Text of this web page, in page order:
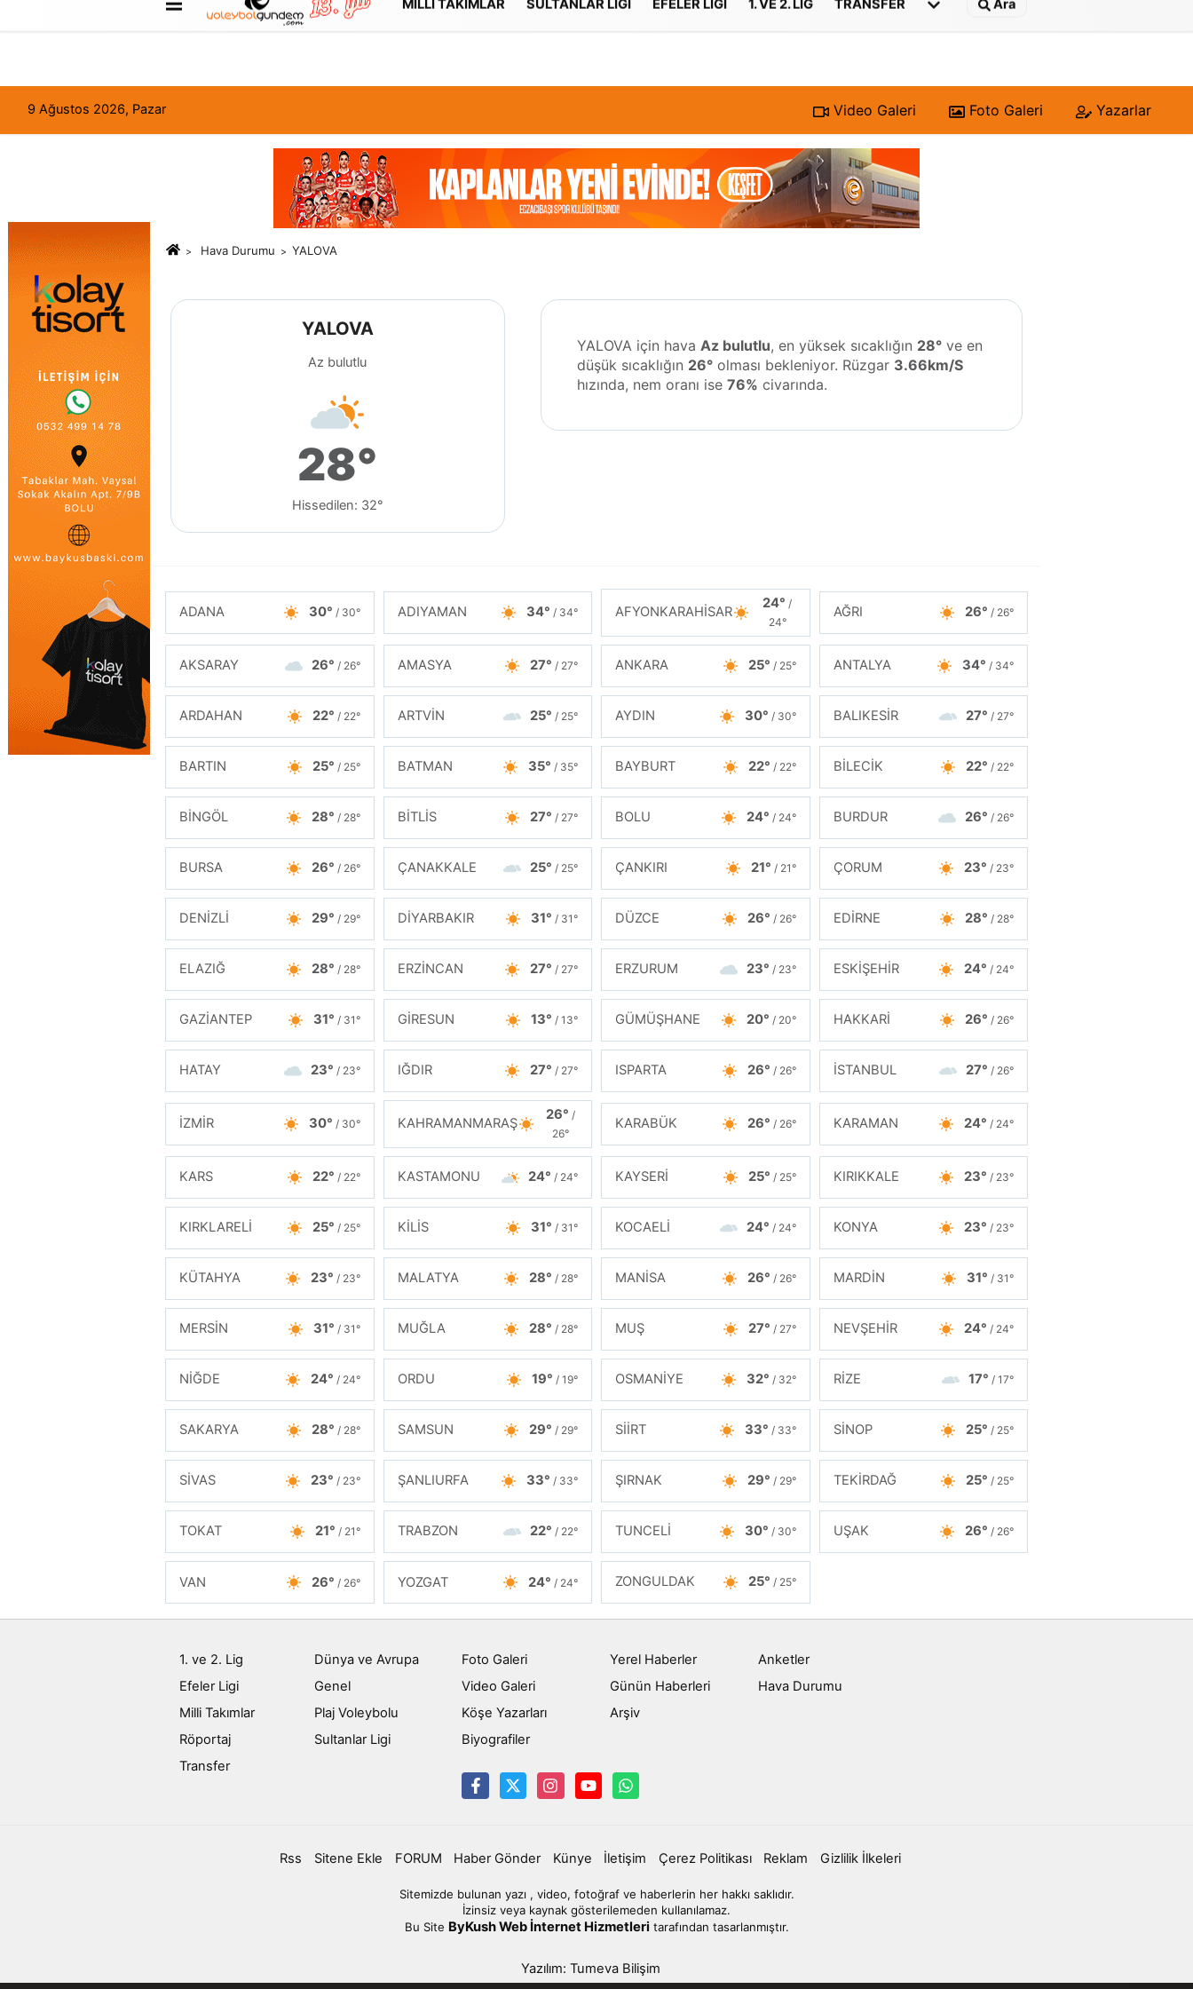
FORUM Haber Gönder Künye
MILLI TAKIMLAR SULTANLAR LIGI EFELER LIGI 1. VE 2. LIG TRANSFER Ara
9 Ağustos 2026, Pazar Video Galeri Foto Galeri Yazarlar
Hava Durumu YALOVA
YALOVA
Az bulutlu
28°
Hissedilen: 32°
YALOVA için hava Az bulutlu, en yüksek sıcaklığın 28°ve en
düşük sıcaklığın 26°olması bekleniyor. Rüzgar 3.66km/S
hızında, nem oranı ise 76% civarında.
ADANA 30° / 30° ADIYAMAN 34° / 34° AFYONKARAHİSAR
24°/
24°
AĞRI 26° / 26°
AKSARAY 26° / 26° AMASYA 27° / 27° ANKARA 25° / 25° ANTALYA 34° / 34°
ARDAHAN 22° / 22° ARTVİN 25° / 25° AYDIN 30° / 30° BALIKESİR 27° / 27°
BARTIN 25° / 25° BATMAN 35° / 35° BAYBURT 22° / 22° BİLECİK 22° / 22°
BİNGÖL 28° / 28° BİTLİS 27° / 27° BOLU 24° / 24° BURDUR 26° / 26°
BURSA 26° / 26° ÇANAKKALE 25° / 25° ÇANKIRI 21° / 21° ÇORUM 23° / 23°
DENİZLİ 29° / 29° DİYARBAKIR 31° / 31° DÜZCE 26° / 26° EDİRNE 28° / 28°
ELAZIĞ 28° / 28° ERZİNCAN 27° / 27° ERZURUM 23° / 23° ESKİŞEHİR 24° / 24°
GAZİANTEP 31° / 31° GİRESUN 13° / 13° GÜMÜŞHANE 20° / 20° HAKKARİ 26° / 26°
HATAY 23° / 23° IĞDIR 27° / 27° ISPARTA 26° / 26° İSTANBUL 27° / 26°
İZMİR 30° / 30° KAHRAMANMARAŞ
26°/
26°
KARABÜK 26° / 26° KARAMAN 24° / 24°
KARS 22° / 22° KASTAMONU 24° / 24° KAYSERİ 25° / 25° KIRIKKALE 23° / 23°
KIRKLARELİ 25° / 25° KİLİS 31° / 31° KOCAELİ 24° / 24° KONYA 23° / 23°
KÜTAHYA 23° / 23° MALATYA 28° / 28° MANİSA 26° / 26° MARDİN 31° / 31°
MERSİN 31° / 31° MUĞLA 28° / 28° MUŞ 27° / 27° NEVŞEHİR 24° / 24°
NİĞDE 24° / 24° ORDU 19° / 19° OSMANİYE 32° / 32° RİZE 17° / 17°
SAKARYA 28° / 28° SAMSUN 29° / 29° SİİRT 33° / 33° SİNOP 25° / 25°
SİVAS 23° / 23° ŞANLIURFA 33° / 33° ŞIRNAK 29° / 29° TEKİRDAĞ 25° / 25°
TOKAT 21° / 21° TRABZON 22° / 22° TUNCELİ 30° / 30° UŞAK 26° / 26°
VAN 26° / 26° YOZGAT 24° / 24° ZONGULDAK 25° / 25°
1. ve 2. Lig
Dünya ve Avrupa
Efeler Ligi
Genel
Milli Takımlar
Plaj Voleybolu
Röportaj
Sultanlar Ligi
Transfer
Foto Galeri
Video Galeri
Köşe Yazarları
Biyografiler
Yerel Haberler
Günün Haberleri
Arşiv
Anketler
Hava Durumu
Rss Sitene Ekle FORUM Haber Gönder Künye İletişim Çerez Politikası Reklam Gizlilik İlkeleri
Sitemizde bulunan yazı , video, fotoğraf ve haberlerin her hakkı saklıdır.
İzinsiz veya kaynak gösterilemeden kullanılamaz.
Bu Site ByKush Web İnternet Hizmetleritarafından tasarlanmıştır.
Yazılım: Tumeva Bilişim